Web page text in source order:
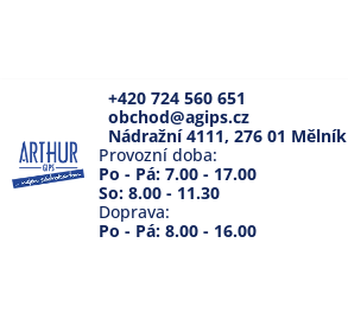
+420 724 560 651
obchod@agips.cz
Nádražní 4111, 276 01 Mělník
Provozní doba:
Po - Pá: 7.00 - 17.00
So: 8.00 - 11.30
Doprava:
Po - Pá: 8.00 - 16.00
o
p